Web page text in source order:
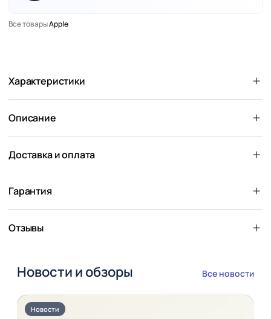
Все товарыApple
Характеристики
Описание
Доставка и оплата
Гарантия
Отзывы
Новости и обзоры Все новости
Новости